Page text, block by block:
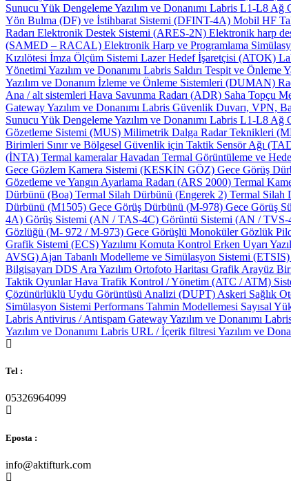
Tel :
05326964099
Eposta :
info@aktifturk.com